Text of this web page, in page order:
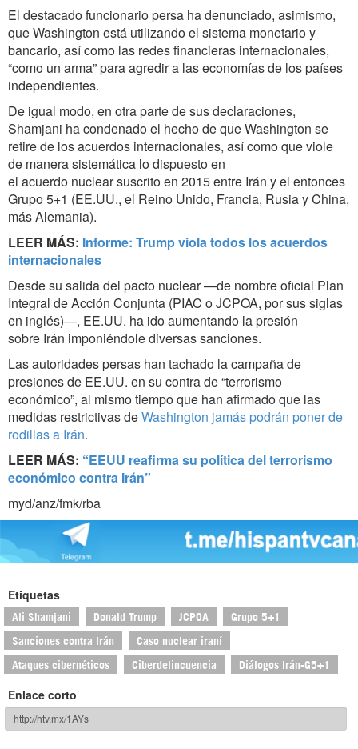
El destacado funcionario persa ha denunciado, asimismo,
que Washington está utilizando el sistema monetario y
bancario, así como las redes financieras internacionales,
“como un arma” para agredir a las economías de los países
independientes.
De igual modo, en otra parte de sus declaraciones,
Shamjani ha condenado el hecho de que Washington se
retire de los acuerdos internacionales, así como que viole
de manera sistemática lo dispuesto en
el acuerdo nuclear suscrito en 2015 entre Irán y el entonces
Grupo 5+1 (EE.UU., el Reino Unido, Francia, Rusia y China,
más Alemania).
LEER MÁS: Informe: Trump viola todos los acuerdos
internacionales
Desde su salida del pacto nuclear —de nombre oficial Plan
Integral de Acción Conjunta (PIAC o JCPOA, por sus siglas
en inglés)—, EE.UU. ha ido aumentando la presión
sobre Irán imponiéndole diversas sanciones.
Las autoridades persas han tachado la campaña de
presiones de EE.UU. en su contra de “terrorismo
económico”, al mismo tiempo que han afirmado que las
medidas restrictivas deWashington jamás podrán poner de
rodillas a Irán.
LEER MÁS: “EEUU reafirma su política del terrorismo
económico contra Irán”
myd/anz/fmk/rba
Etiquetas
Ali Shamjani Donald Trump JCPOA Grupo 5+1
Sanciones contra Irán Caso nuclear iraní
Ataques cibernéticos Ciberdelincuencia Diálogos Irán-G5+1
Enlace corto